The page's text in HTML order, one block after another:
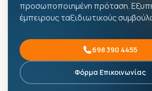
προσωποποιημένη πρόταση.
έμπειρους ταξιδιωτικούς
698 390 4455
Φόρμα Επικοινωνίας